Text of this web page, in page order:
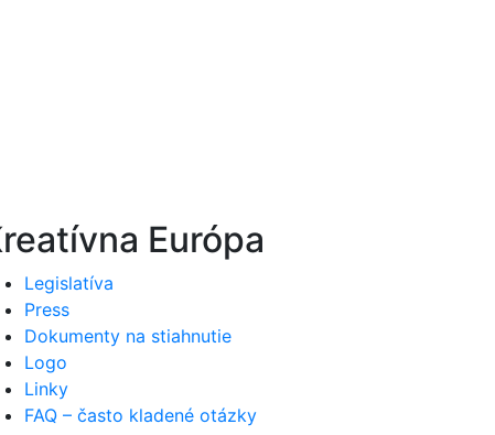
Európa
Legislatíva
Press
Dokumenty na stiahnutie
Logo
Linky
FAQ – často kladené otázky